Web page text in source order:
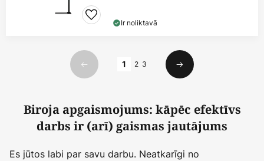
Ir noliktavā
Iepriekšējais
1 2 3
Nākamais
Biroja apgaismojums: kāpēc efektīvs
darbs ir (arī) gaismas jautājums
Es jūtos labi par savu darbu. Neatkarīgi no